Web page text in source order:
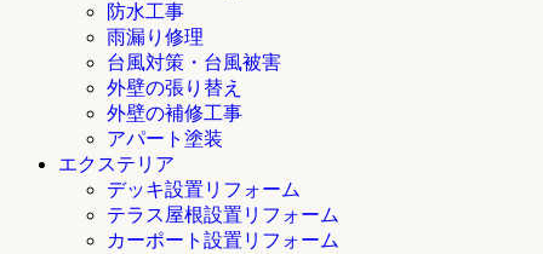
防水工事
雨漏り修理
台風対策・台風被害
外壁の張り替え
外壁の補修工事
アパート塗装
エクステリア
デッキ設置リフォーム
テラス屋根設置リフォーム
カーポート設置リフォーム